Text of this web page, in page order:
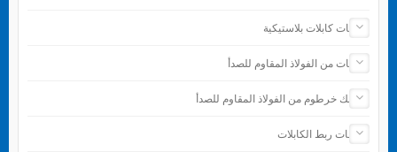
رباطات كابلات بلاستيكية
رباطات من الفولاذ المقاوم للصدأ
مشابك خرطوم من الفولاذ المقاوم للصدأ
ملحقات ربط الكابلات